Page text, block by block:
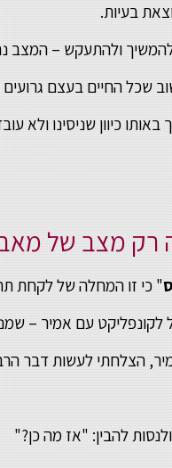
בעיות.
ולהתעקש – המצב
שכל החיים בעצם
כיוון שניסינו ולא
רק מצב של
" כי זו המחלה של לקחת
לקונפליקט עם אמיר –
הצלחתי לעשות דבר
להבין: "אז מה כן?"